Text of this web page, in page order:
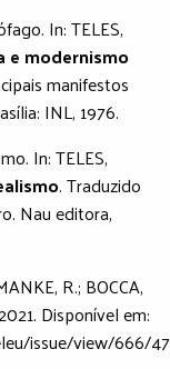
In: TELES,
e modernismo
manifestos
INL, 1976.
In: TELES,
. Traduzido
Nau editora,
R.; BOCCA,
Disponível em:
issue/view/666/